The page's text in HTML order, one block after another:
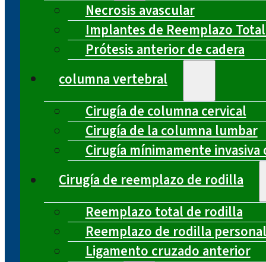
Necrosis avascular
Implantes de Reemplazo
Prótesis anterior de cadera
columna vertebral
Cirugía de columna cervical
Cirugía de la columna lumbar
Cirugía mínimamente
Cirugía de reemplazo de rodilla
Reemplazo total de rodilla
Reemplazo de rodilla
Ligamento cruzado anterior